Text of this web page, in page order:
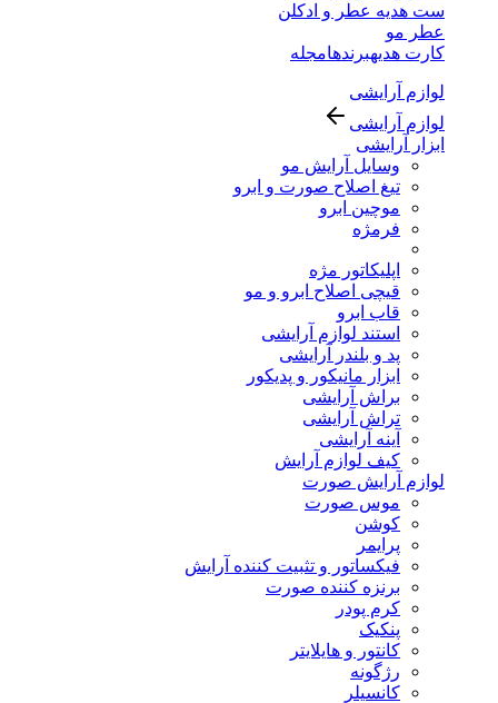
ست هدیه عطر و ادکلن
عطر مو
کارت هدیهبرندهامجله
لوازم آرایشی
لوازم آرایشی
ابزار آرایشی
وسایل آرایش مو
تیغ اصلاح صورت و ابرو
موچین ابرو
فرمژه
اپلیکاتور مژه
قیچی اصلاح ابرو و مو
قاب ابرو
استند لوازم آرایشی
پد و بلندر آرایشی
ابزار مانیکور و پدیکور
براش آرایشی
تراش آرایشی
آینه آرایشی
کیف لوازم آرایش
لوازم آرایش صورت
موس صورت
کوشن
پرایمر
فیکساتور و تثبیت کننده آرایش
برنزه کننده صورت
کرم پودر
پنکیک
کانتور و هایلایتر
رژگونه
کانسیلر